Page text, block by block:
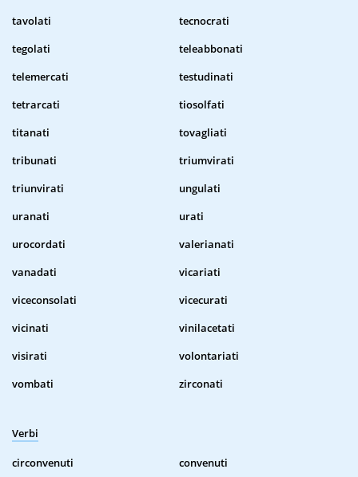
tavolati
tecnocrati
tegolati
teleabbonati
telemercati
testudinati
tetrarcati
tiosolfati
titanati
tovagliati
tribunati
triumvirati
triunvirati
ungulati
uranati
urati
urocordati
valerianati
vanadati
vicariati
viceconsolati
vicecurati
vicinati
vinilacetati
visirati
volontariati
vombati
zirconati
Verbi
circonvenuti
convenuti